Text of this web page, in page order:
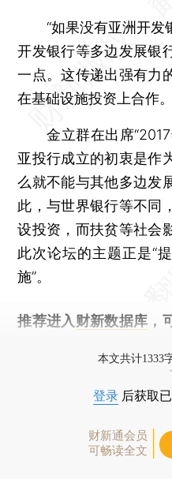
“如果没有亚洲开发
开发银行等多边发展银
一点。这传递出强有力
在基础设施投资上合作
金立群在出席“2017
亚投行成立的初衷是作
么就不能与其他多边发
此，与世界银行等不同
设投资，而扶贫等社会
此次论坛的主题正是“
施”。
推荐进入 财新数据库 ，
本文共计1333
登录 后获取
财新通会员
可畅读全文